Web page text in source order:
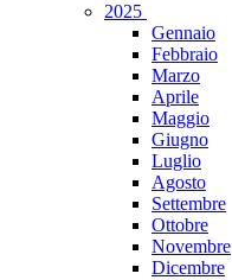
2025
Gennaio
Febbraio
Marzo
Aprile
Maggio
Giugno
Luglio
Agosto
Settembre
Ottobre
Novembre
Dicembre